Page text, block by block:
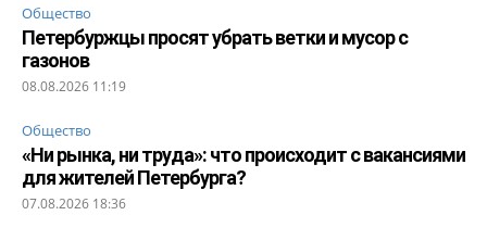
Общество
Петербуржцы просят убрать ветки и мусор с
газонов
08.08.2026 11:19
Общество
«Ни рынка, ни труда»: что происходит с вакансиями
для жителей Петербурга?
07.08.2026 18:36